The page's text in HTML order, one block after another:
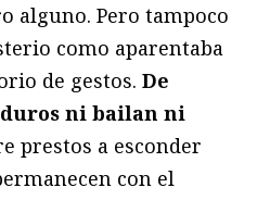
alguno. Pero tampoco
como aparentaba
de gestos. De
ni bailan ni
prestos a esconder
con el